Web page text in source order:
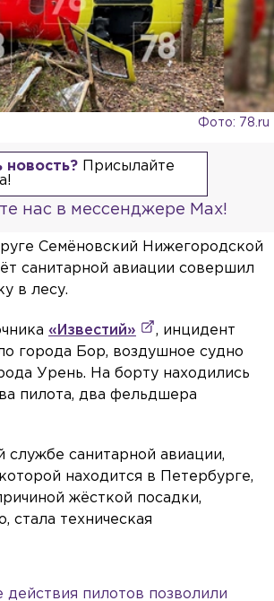
Фото: 78.ru
новость?Присылайте
нас в мессенджере Max!
Семёновский Нижегородской
санитарной авиации совершил
в лесу.
«Известий»
, инцидент
города Бор, воздушное судно
Урень. На борту находились
пилота, два фельдшера
службе санитарной авиации,
находится в Петербурге,
жёсткой посадки,
стала техническая
пилотов позволили